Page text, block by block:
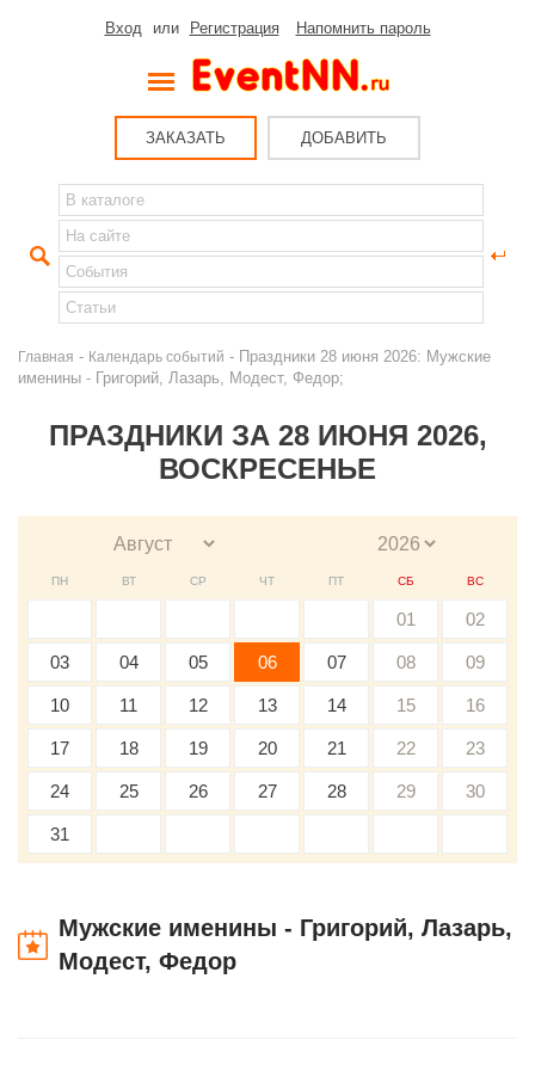
Вход или Регистрация Напомнить пароль
ЗАКАЗАТЬ ДОБАВИТЬ
Главная - Календарь событий - Праздники 28 июня 2026: Мужские
именины - Григорий, Лазарь, Модест, Федор;
ПРАЗДНИКИ ЗА 28 ИЮНЯ 2026,
ВОСКРЕСЕНЬЕ
ПН ВТ СР ЧТ ПТ СБ ВС
01 02
03 04 05 06 07 08 09
10 11 12 13 14 15 16
17 18 19 20 21 22 23
24 25 26 27 28 29 30
31
Мужские именины - Григорий, Лазарь,
Модест, Федор